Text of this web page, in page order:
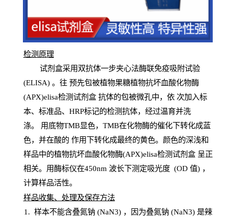
检测原理
试剂盒采用双抗体一步夹心法酶联免疫吸附试验
(ELISA) 。往 预先包被植物果糖植物抗坏血酸化物酶
(APX)elisa检测试剂盒抗体的包被微孔中，依 次加入标
本、标准品、 HRP标记的检测抗体，经过温育并洗
涤。 用底物TMB显色， TMB在化物酶的催化下转化成蓝
色，并在酸的 作用下转化成最终的黄色。颜色的深浅和
样品中的植物抗坏血酸化物酶(APX)elisa检测试剂盒呈正
相关。用酶标仪在450nm 波长下测定吸光度 (OD 值) ，
计算样品活性。
样品收集、处理及保存方法
1 . 样本不能含叠氮钠(NaN3) ，因为叠氮钠 (NaN3) 是辣